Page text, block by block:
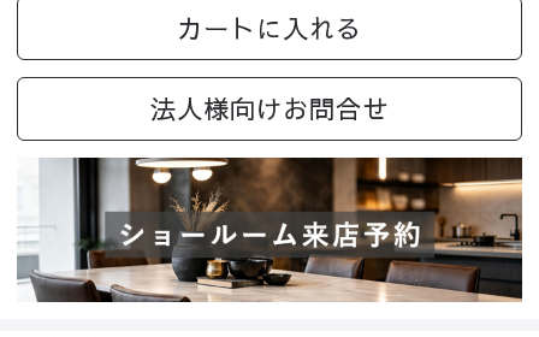
カートに入れる
法人様向けお問合せ